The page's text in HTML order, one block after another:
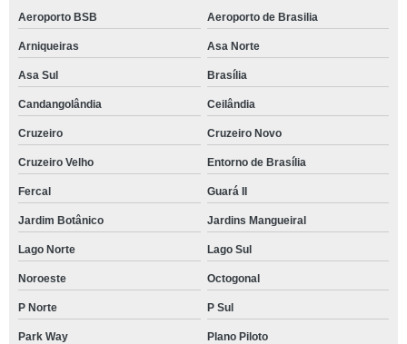
Aeroporto BSB Aeroporto de Brasilia
Arniqueiras Asa Norte
Asa Sul Brasília
Candangolândia Ceilândia
Cruzeiro Cruzeiro Novo
Cruzeiro Velho Entorno de Brasília
Fercal Guará II
Jardim Botânico Jardins Mangueiral
Lago Norte Lago Sul
Noroeste Octogonal
P Norte P Sul
Park Way Plano Piloto